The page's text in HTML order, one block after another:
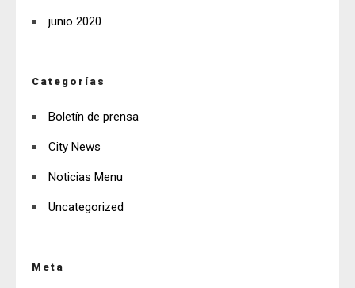
junio 2020
Categorías
Boletín de prensa
City News
Noticias Menu
Uncategorized
Meta